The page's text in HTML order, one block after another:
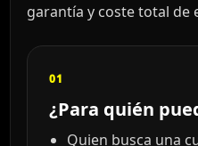
garantía y coste total de
01
¿Para quién
Quien busca una